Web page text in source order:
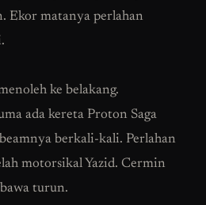
Ekor matanya perlahan
ke belakang.
ada kereta Proton Saga
berkali-kali. Perlahan
motorsikal Yazid. Cermin
turun.